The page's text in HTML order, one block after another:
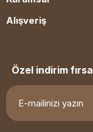
Alışveriş
Özel indirim